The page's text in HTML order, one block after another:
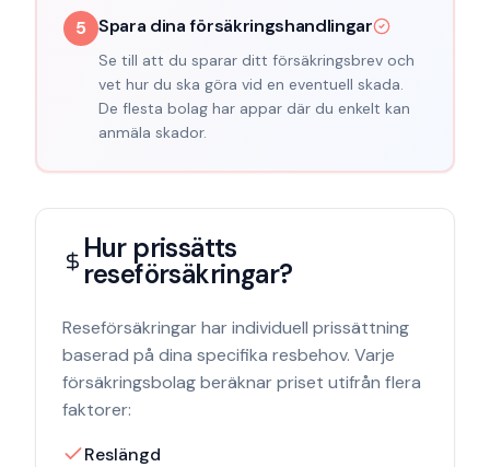
5 Spara dina försäkringshandlingar
Se till att du sparar ditt försäkringsbrev och
vet hur du ska göra vid en eventuell skada.
De flesta bolag har appar där du enkelt kan
anmäla skador.
Hur prissätts
reseförsäkringar?
Reseförsäkringar har individuell prissättning
baserad på dina specifika resbehov. Varje
försäkringsbolag beräknar priset utifrån flera
faktorer:
Reslängd